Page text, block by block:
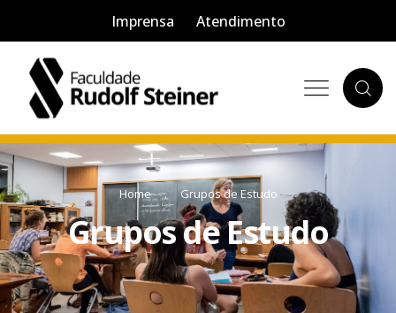
Imprensa Atendimento
Home Grupos de Estudo
Grupos de Estudo